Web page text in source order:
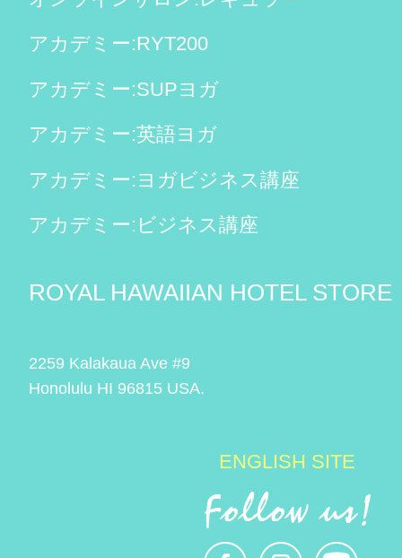
アカデミー:RYT200
アカデミー:SUPヨガ
アカデミー:英語ヨガ
アカデミー:ヨガビジネス講座
アカデミー:ビジネス講座
ROYAL HAWAIIAN HOTEL STORE
2259 Kalakaua Ave #9
Honolulu HI 96815 USA.
ENGLISH SITE